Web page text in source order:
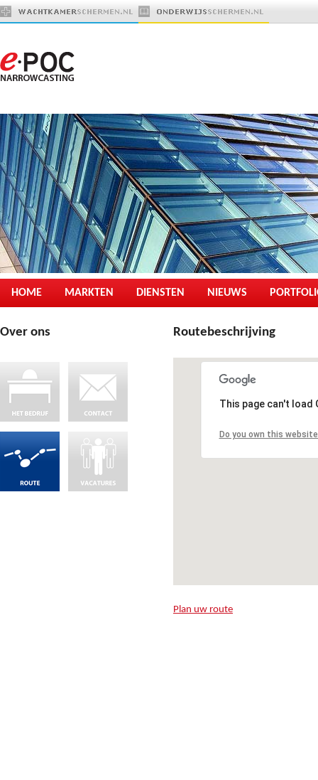
HOME MARKTEN DIENSTEN NIEUWS
Over ons Routebeschrijving
This page can't load
Do you own this
Plan uw route